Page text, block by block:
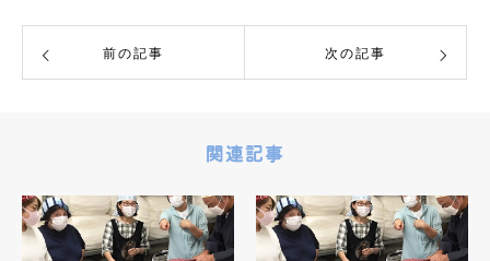
前の記事 次の記事
関連記事